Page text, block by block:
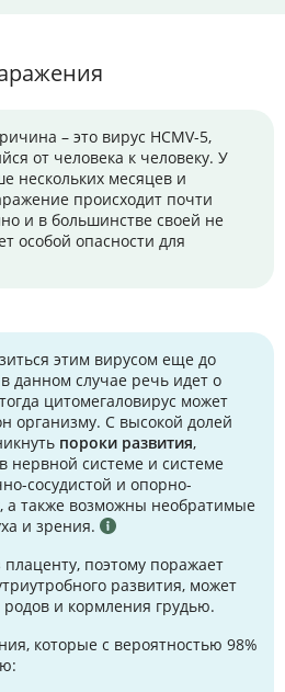
– это вирус HCMV-5,
от человека к человеку. У
нескольких месяцев и
происходит почти
и в большинстве своей не
особой опасности для
этим вирусом еще до
данном случае речь идет о
цитомегаловирус может
организму. С высокой долей
пороки развития,
нервной системе и системе
сосудистой и опорно-
а также возможны необратимые
и зрения.
поэтому поражает
развития, может
и кормления грудью.
которые с вероятностью 98%